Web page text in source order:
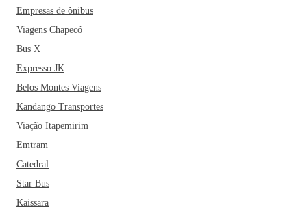
Empresas de ônibus
Viagens Chapecó
Bus X
Expresso JK
Belos Montes Viagens
Kandango Transportes
Viação Itapemirim
Emtram
Catedral
Star Bus
Kaissara